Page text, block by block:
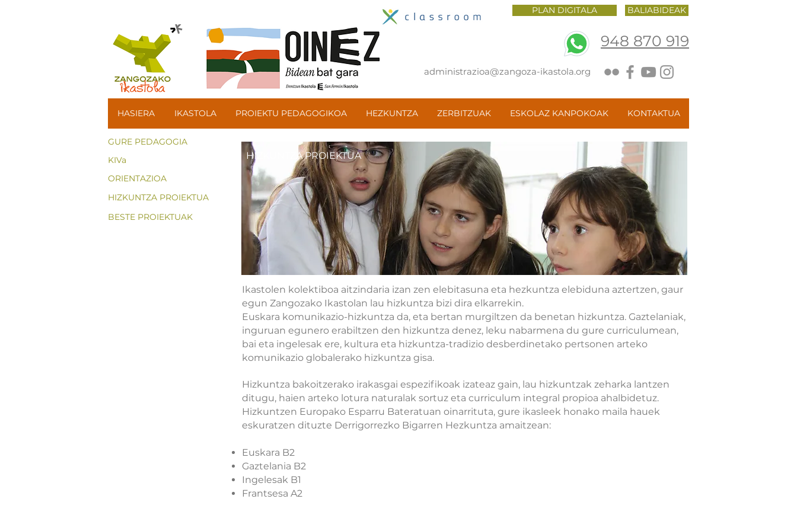
BALIABIDEAK
948 870 919
administrazioa@zangoza-ikastola.org
PLAN DIGITALA
HASIERA IKASTOLA PROIEKTU PEDAGOGIKOA HEZKUNTZA ZERBITZUAK ESKOLAZ KANPOKOAK KONTAKTUA
GURE PEDAGOGIA
KIVa
ORIENTAZIOA
HIZKUNTZA PROIEKTUA
BESTE PROIEKTUAK
HIZKUNTZA PROIEKTUA
Ikastolen kolektiboa aitzindaria izan zen elebitasuna eta hezkuntza elebiduna aztertzen, gaur
egun Zangozako Ikastolan lau hizkuntza bizi dira elkarrekin.
Euskara komunikazio-hizkuntza da, eta bertan murgiltzen da benetan hizkuntza. Gaztelaniak,
inguruan egunero erabiltzen den hizkuntza denez, leku nabarmena du gure curriculumean,
bai eta ingelesak ere, kultura eta hizkuntza-tradizio desberdinetako pertsonen arteko
komunikazio globalerako hizkuntza gisa.
Hizkuntza bakoitzerako irakasgai espezifikoak izateaz gain, lau hizkuntzak zeharka lantzen
ditugu, haien arteko lotura naturalak sortuz eta curriculum integral propioa ahalbidetuz.
Hizkuntzen Europako Esparru Bateratuan oinarrituta, gure ikasleek honako maila hauek
eskuratzen dituzte Derrigorrezko Bigarren Hezkuntza amaitzean:
Euskara B2
Gaztelania B2
Ingelesak B1
Frantsesa A2